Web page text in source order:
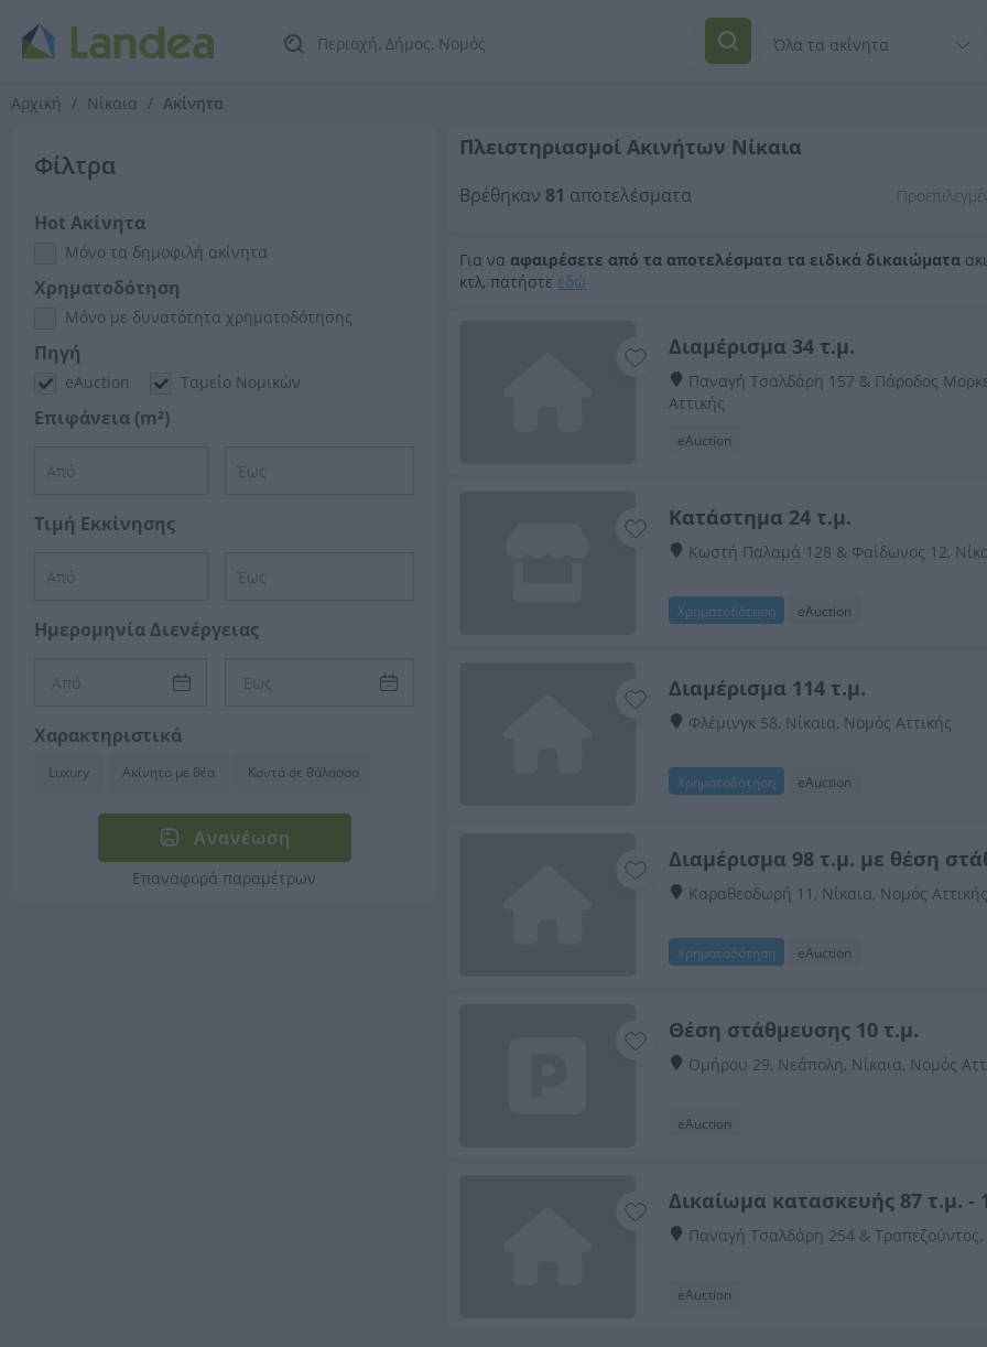
Αρχική Νίκαια Ακίνητα
Φίλτρα
Hot Ακίνητα
Μόνο τα δημοφιλή ακίνητα
Χρηματοδότηση
Μόνο με δυνατότητα χρηματοδότησης
Πηγή
eAuction Ταμείο Νομικών
Επιφάνεια (m²)
Τιμή Εκκίνησης
Ημερομηνία Διενέργειας
Χαρακτηριστικά
Luxury Ακίνητο με θέα Κοντά σε θάλασσα
Ανανέωση
Επαναφορά παραμέτρων
Πλειστηριασμοί Ακινήτων Νίκαια
Βρέθηκαν 81 αποτελέσματα
Για να αφαιρέσετε από τα αποτελέσματα τα ειδικά δικαιώματα
κτλ, πατήστε εδώ
Διαμέρισμα 34 τ.μ.
Παναγή Τσαλδάρη 157 & Πάροδος
Αττικής
eAuction
Κατάστημα 24 τ.μ.
Κωστή Παλαμά 128 & Φαίδωνος 12,
Χρηματοδότηση eAuction
Διαμέρισμα 114 τ.μ.
Φλέμινγκ 58, Νίκαια, Νομός Αττικής
Χρηματοδότηση eAuction
Διαμέρισμα 98 τ.μ. με θέση
Καραθεοδωρή 11, Νίκαια, Νομός Αττικής
Χρηματοδότηση eAuction
Θέση στάθμευσης 10 τ.μ.
Ομήρου 29, Νεάπολη, Νίκαια, Νομός
eAuction
Δικαίωμα κατασκευής 87 τ.μ. -
Παναγή Τσαλδάρη 254 & Τραπεζούντος,
eAuction